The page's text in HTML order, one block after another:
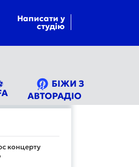
Написати у
студію
БІЖИ З
АВТОРАДІО
концерту